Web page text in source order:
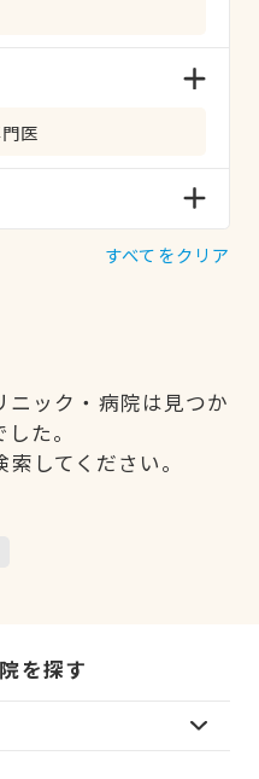
医
すべてをクリア
ック・病院は見つか
た。
してください。
を探す